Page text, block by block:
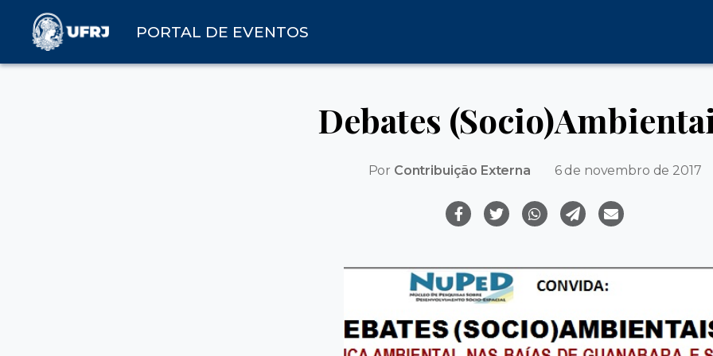
PORTAL DE EVENTOS
Debates
Por Contribuição Externa 6 de novembro de 2017